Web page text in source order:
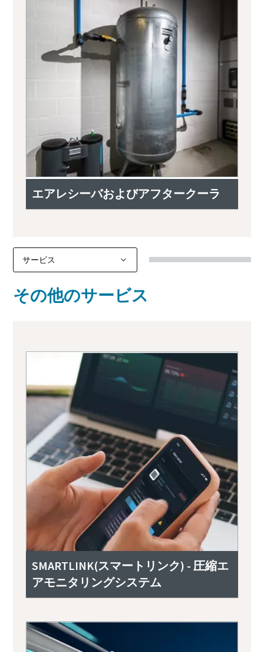
エアレシーバおよびアフタークーラ
その他のサービス
SMARTLINK(スマートリンク) - 圧縮エ
アモニタリングシステム